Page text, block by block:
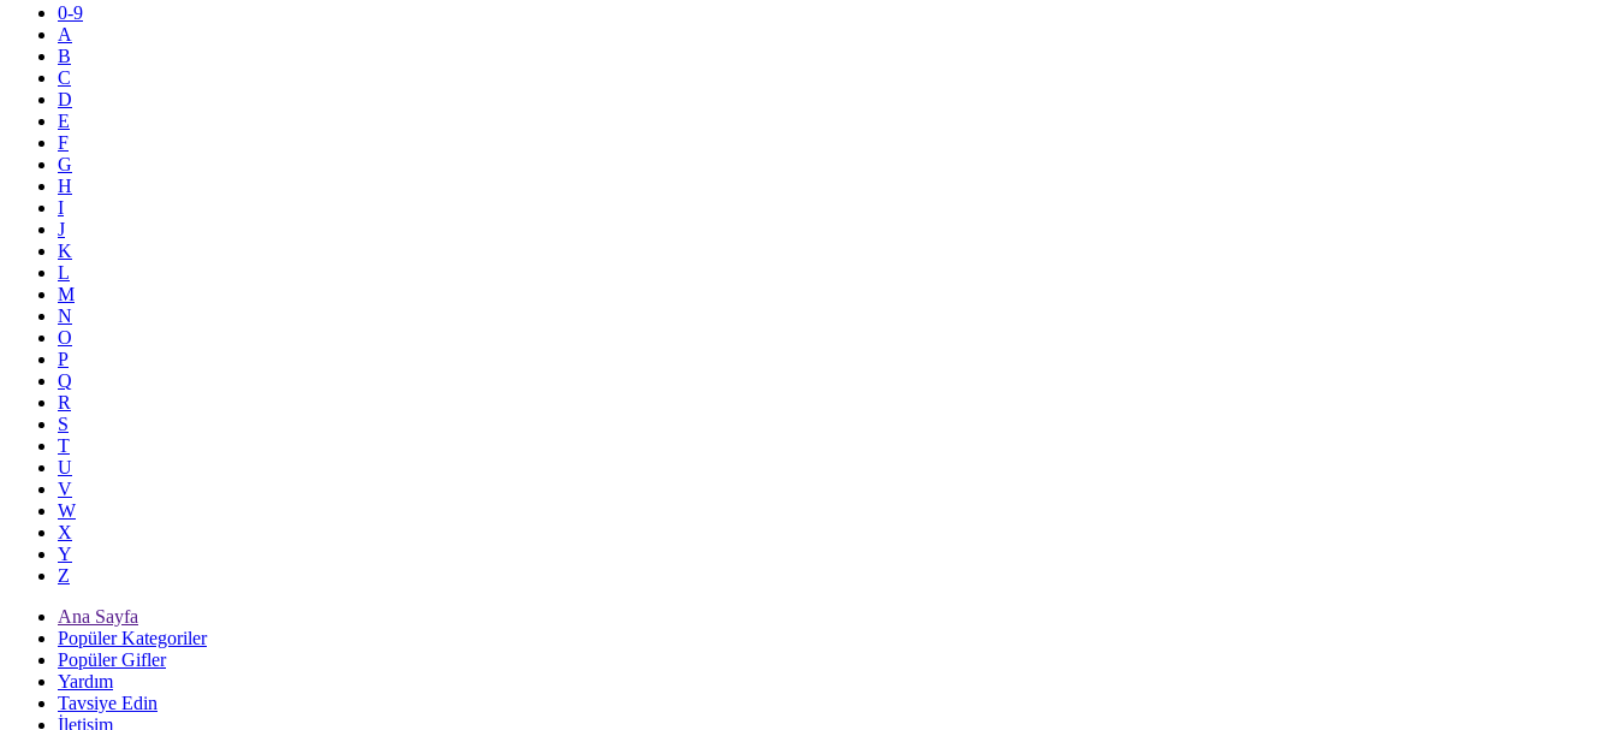
0-9
A
B
C
D
E
F
G
H
I
J
K
L
M
N
O
P
Q
R
S
T
U
V
W
X
Y
Z
Ana Sayfa
Popüler Kategoriler
Popüler Gifler
Yardım
Tavsiye Edin
İletişim